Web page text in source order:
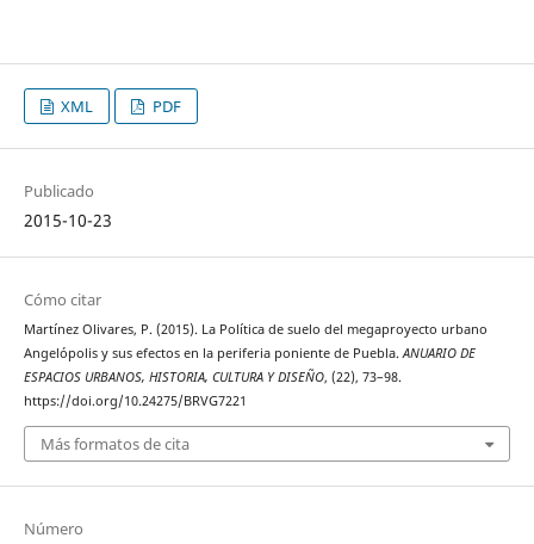
XML PDF
Publicado
2015-10-23
Cómo citar
Martínez Olivares, P. (2015). La Política de suelo del megaproyecto urbano
Angelópolis y sus efectos en la periferia poniente de Puebla.ANUARIO DE
ESPACIOS URBANOS, HISTORIA, CULTURA Y DISEÑO, (22), 73–98.
https://doi.org/10.24275/BRVG7221
Más formatos de cita
Número